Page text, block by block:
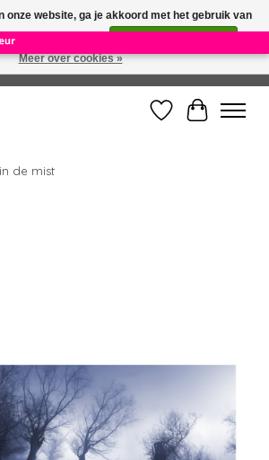
Reviews ×
- Gratis verzending vanaf € 49 - Levertijd: 2-5
Verlanglijst
de mist
onze website, ga je akkoord met het gebruik van
te verbeteren.
Meer over cookies »